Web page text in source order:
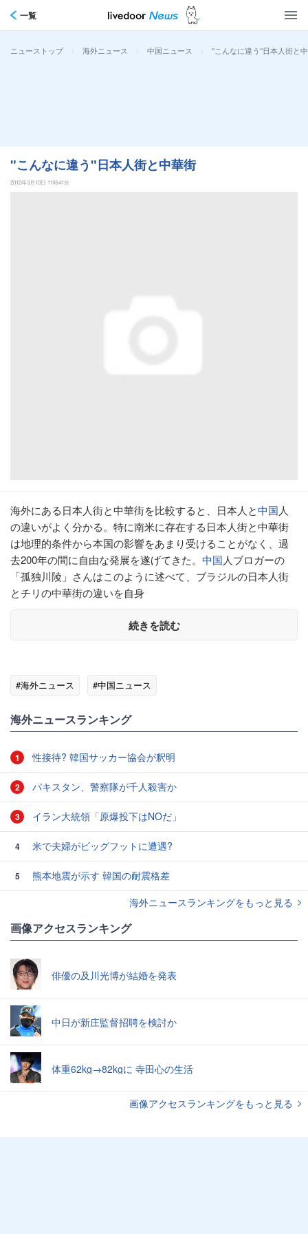
一覧
ニューストップ > 海外ニュース > 中国ニュース > "こんなに違う"日本人街と
"こんなに違う"日本人街と中華街
2012年3月10日 11時41分
海外にある日本人街と中華街を比較すると、日本人と中国人
の違いがよく分かる。特に南米に存在する日本人街と中華街
は地理的条件から本国の影響をあまり受けることがなく、過
去200年の間に自由な発展を遂げてきた。 中国人ブロガーの
「孤独川陵」さんはこのように述べて、ブラジルの日本人街
とチリの中華街の違いを自身
続きを読む
#海外ニュース #中国ニュース
海外ニュースランキング
1 性接待? 韓国サッカー協会が釈明
2 パキスタン、警察隊が千人殺害か
3 イラン大統領「原爆投下はNOだ」
4 米で夫婦がビッグフットに遭遇?
5
熊本地震が示す 韓国の耐震格差
海外ニュースランキングをもっと見る
画像アクセスランキング
俳優の及川光博が結婚を発表
中日が新庄監督招聘を検討か
体重62kg→82kgに 寺田心の生活
画像アクセスランキングをもっと見る